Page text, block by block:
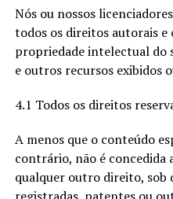
Nós ou nossos
todos os direitos autorais
propriedade intelectual do
e outros recursos exibidos
4.1 Todos os direitos
A menos que o conteúdo
contrário, não é concedida
qualquer outro direito, sob